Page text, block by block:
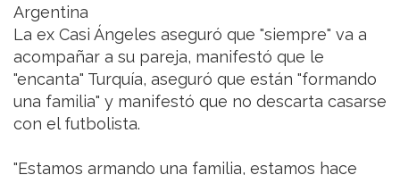
Argentina
La ex Casi Ángeles aseguró que "siempre" va a
acompañar a su pareja, manifestó que le
"encanta" Turquía, aseguró que están "formando
una familia" y manifestó que no descarta casarse
con el futbolista.
"Estamos armando una familia, estamos hace